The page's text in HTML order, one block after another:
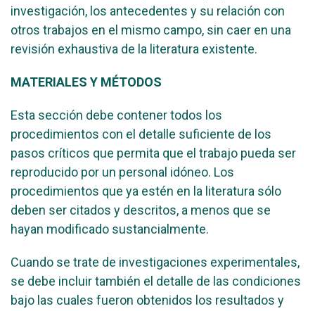
investigación, los antecedentes y su relación con
otros trabajos en el mismo campo, sin caer en una
revisión exhaustiva de la literatura existente.
MATERIALES Y MÉTODOS
Esta sección debe contener todos los
procedimientos con el detalle suficiente de los
pasos críticos que permita que el trabajo pueda ser
reproducido por un personal idóneo. Los
procedimientos que ya estén en la literatura sólo
deben ser citados y descritos, a menos que se
hayan modificado sustancialmente.
Cuando se trate de investigaciones experimentales,
se debe incluir también el detalle de las condiciones
bajo las cuales fueron obtenidos los resultados y